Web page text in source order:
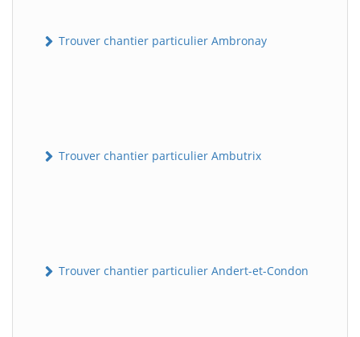
Trouver chantier particulier Ambronay
Trouver chantier particulier Ambutrix
Trouver chantier particulier Andert-et-Condon